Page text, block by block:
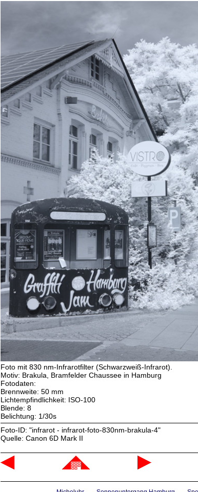
Foto mit 830 nm-Infrarotfilter (Schwarzweiß-Infrarot).
Motiv: Brakula, Bramfelder Chaussee in Hamburg
Fotodaten:
Brennweite: 50 mm
Lichtempfindlichkeit: ISO-100
Blende: 8
Belichtung: 1/30s
Foto-ID: "infrarot - infrarot-foto-830nm-brakula-4"
Quelle: Canon 6D Mark II